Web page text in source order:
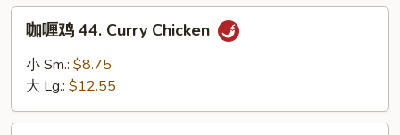
and
Sour
Chicken
44.
Chicken
咖喱鸡 44. Curry Chicken
小 Sm.: $8.75
大 Lg.: $12.55